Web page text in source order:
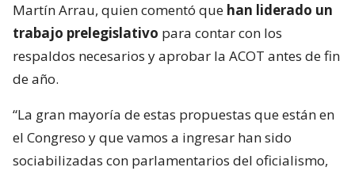
Martín Arrau, quien comentó que han liderado un
trabajo prelegislativo para contar con los
respaldos necesarios y aprobar la ACOT antes de fin
de año.
“La gran mayoría de estas propuestas que están en
el Congreso y que vamos a ingresar han sido
sociabilizadas con parlamentarios del oficialismo,